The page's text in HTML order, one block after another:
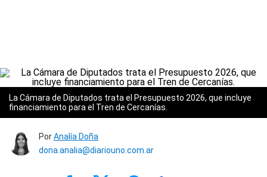
La Cámara de Diputados trata el Presupuesto 2026, que incluye
financiamiento para el Tren de Cercanías.
PorAnalía Doña
dona.analia@diariouno.com.ar